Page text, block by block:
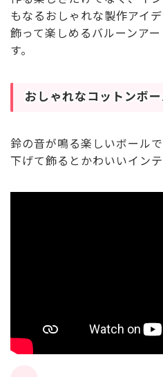
もなるおしゃれな製作アイ
飾って楽しめるバルーンア
す。
おしゃれなコットンボ
鈴の音が鳴る楽しいボール
下げて飾るとかわいいインテ